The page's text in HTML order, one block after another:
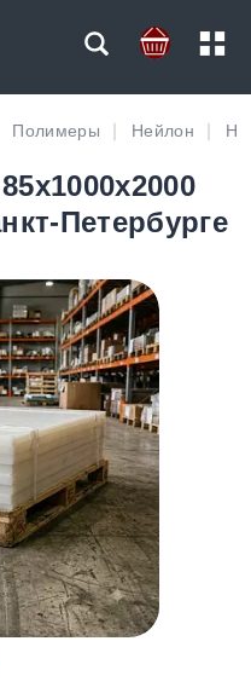
Полимеры Нейлон
Петербурге